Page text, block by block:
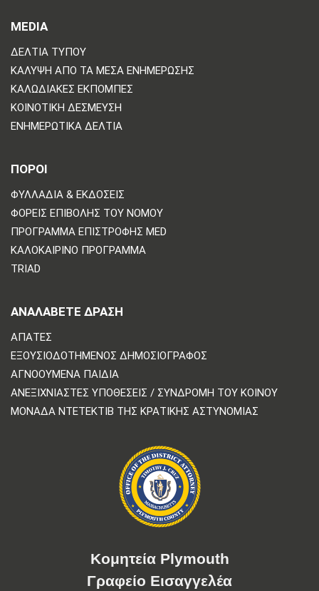
MEDIA
ΔΕΛΤΊΑ ΤΎΠΟΥ
ΚΆΛΥΨΗ ΑΠΌ ΤΑ ΜΈΣΑ ΕΝΗΜΈΡΩΣΗΣ
ΚΑΛΩΔΙΑΚΈΣ ΕΚΠΟΜΠΈΣ
ΚΟΙΝΟΤΙΚΉ ΔΈΣΜΕΥΣΗ
ΕΝΗΜΕΡΩΤΙΚΆ ΔΕΛΤΊΑ
ΠΟΡΟΙ
ΦΥΛΛΆΔΙΑ & ΕΚΔΌΣΕΙΣ
ΦΟΡΕΊΣ ΕΠΙΒΟΛΉΣ ΤΟΥ ΝΌΜΟΥ
ΠΡΌΓΡΑΜΜΑ ΕΠΙΣΤΡΟΦΉΣ MED
ΚΑΛΟΚΑΙΡΙΝΌ ΠΡΌΓΡΑΜΜΑ
TRIAD
ΑΝΑΛΆΒΕΤΕ ΔΡΆΣΗ
ΑΠΆΤΕΣ
ΕΞΟΥΣΙΟΔΟΤΗΜΈΝΟΣ ΔΗΜΟΣΙΟΓΡΆΦΟΣ
ΑΓΝΟΟΎΜΕΝΑ ΠΑΙΔΙΆ
ΑΝΕΞΙΧΝΊΑΣΤΕΣ ΥΠΟΘΈΣΕΙΣ / ΣΥΝΔΡΟΜΉ ΤΟΥ ΚΟΙΝΟΎ
ΜΟΝΆΔΑ ΝΤΕΤΈΚΤΙΒ ΤΗΣ ΚΡΑΤΙΚΉΣ ΑΣΤΥΝΟΜΊΑΣ
Κομητεία Plymouth
Γραφείο Εισαγγελέα